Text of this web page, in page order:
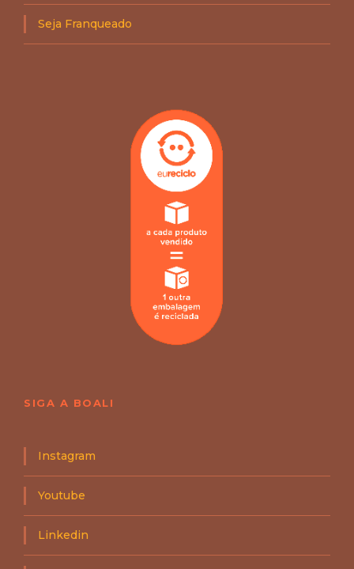
Seja Franqueado
SIGA A BOALI
Instagram
Youtube
Linkedin